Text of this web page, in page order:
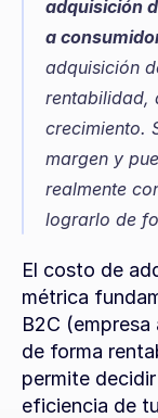
adquisición
a
adquisición
rentabilidad,
crecimiento.
margen y
realmente
lograrlo de
El costo de
métrica
B2C
de forma
permite
eficiencia de